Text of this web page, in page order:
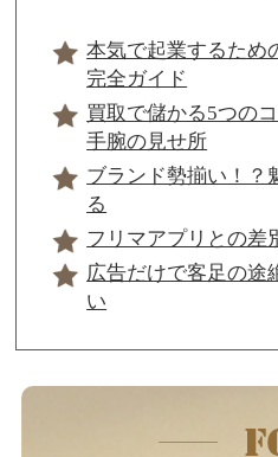
本気で起業するため
完全ガイド
買取で儲かる5つの
手腕の見せ所
ブランド勢揃い！？
る
フリマアプリとの差
広告だけで客足の途
い